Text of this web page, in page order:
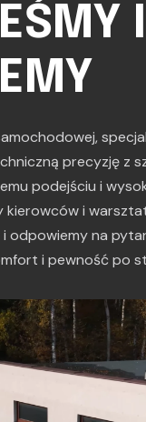
precyzję z
podejściu i
i
odpowiemy na
i pewność po